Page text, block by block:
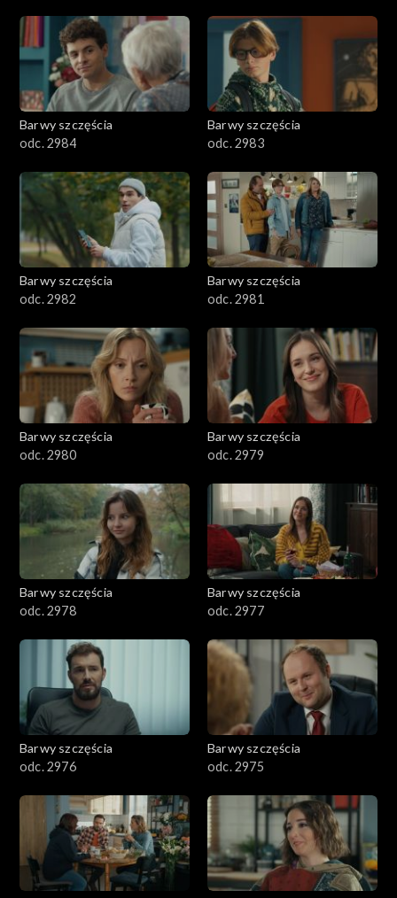
Barwy szczęścia
odc. 2984
Barwy szczęścia
odc. 2983
Barwy szczęścia
odc. 2982
Barwy szczęścia
odc. 2981
Barwy szczęścia
odc. 2980
Barwy szczęścia
odc. 2979
Barwy szczęścia
odc. 2978
Barwy szczęścia
odc. 2977
Barwy szczęścia
odc. 2976
Barwy szczęścia
odc. 2975